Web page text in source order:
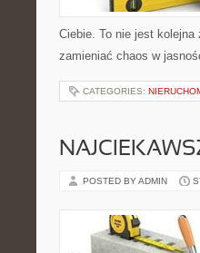
Ciebie. To nie jest kolejna
zamieniać chaos w
CATEGORIES:
POSTED BY ADMIN